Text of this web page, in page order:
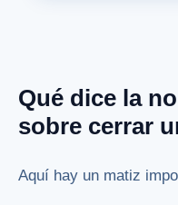
Qué dice la
sobre cerrar
Aquí hay un matiz